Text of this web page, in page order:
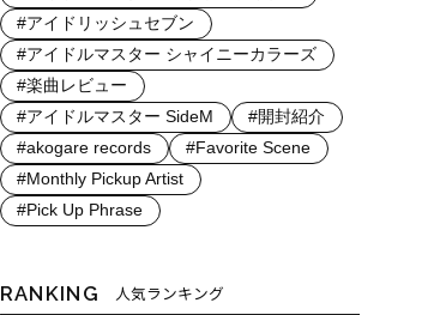
#アイドリッシュセブン
#アイドルマスター シャイニーカラーズ
#楽曲レビュー
#アイドルマスター SideM
#開封紹介
#akogare records
#Favorite Scene
#Monthly Pickup Artist
#Pick Up Phrase
RANKING 人気ランキング